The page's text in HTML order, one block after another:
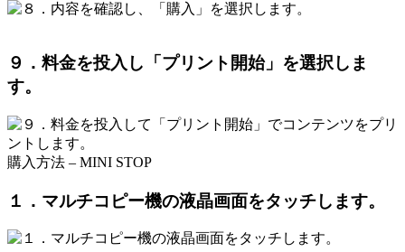
９．料金を投入し「プリント開始」を選択しま
す。
購入方法 – MINI STOP
１．マルチコピー機の液晶画面をタッチします。